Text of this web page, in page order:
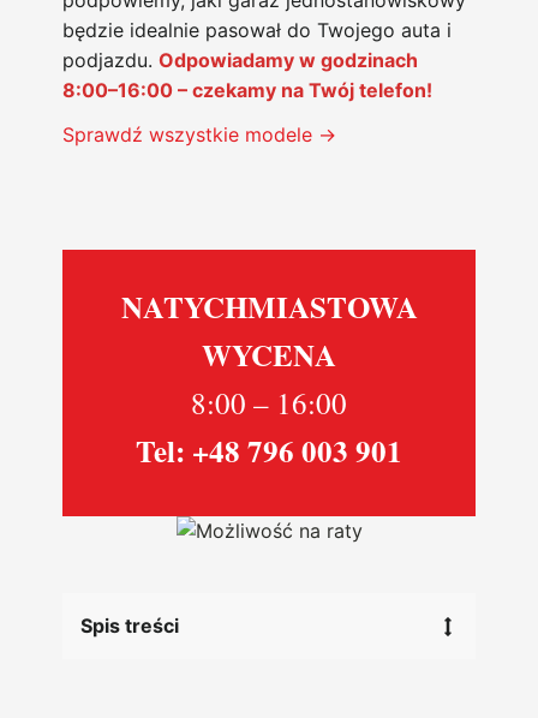
będzie idealnie pasował do Twojego auta i
podjazdu. Odpowiadamy w godzinach
8:00–16:00 – czekamy na Twój telefon!
Sprawdź wszystkie modele →
NATYCHMIASTOWA
WYCENA
8:00 – 16:00
Tel: +48 796 003 901
Spis treści